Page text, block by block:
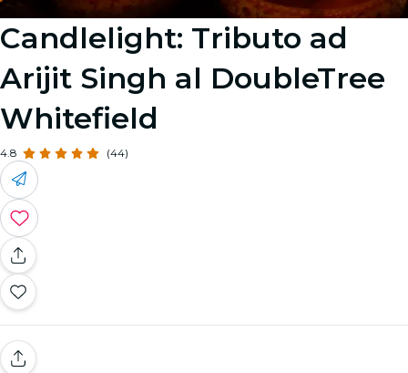
Candlelight: Tributo ad
Arijit Singh al DoubleTree
Whitefield
4.8 (44)